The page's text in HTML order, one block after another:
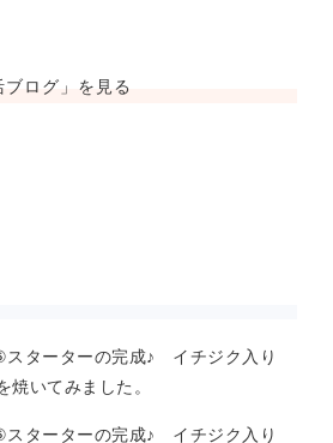
ログ」を見る
スターターの完成♪ イチジク入り
焼いてみました。
スターターの完成♪ イチジク入り